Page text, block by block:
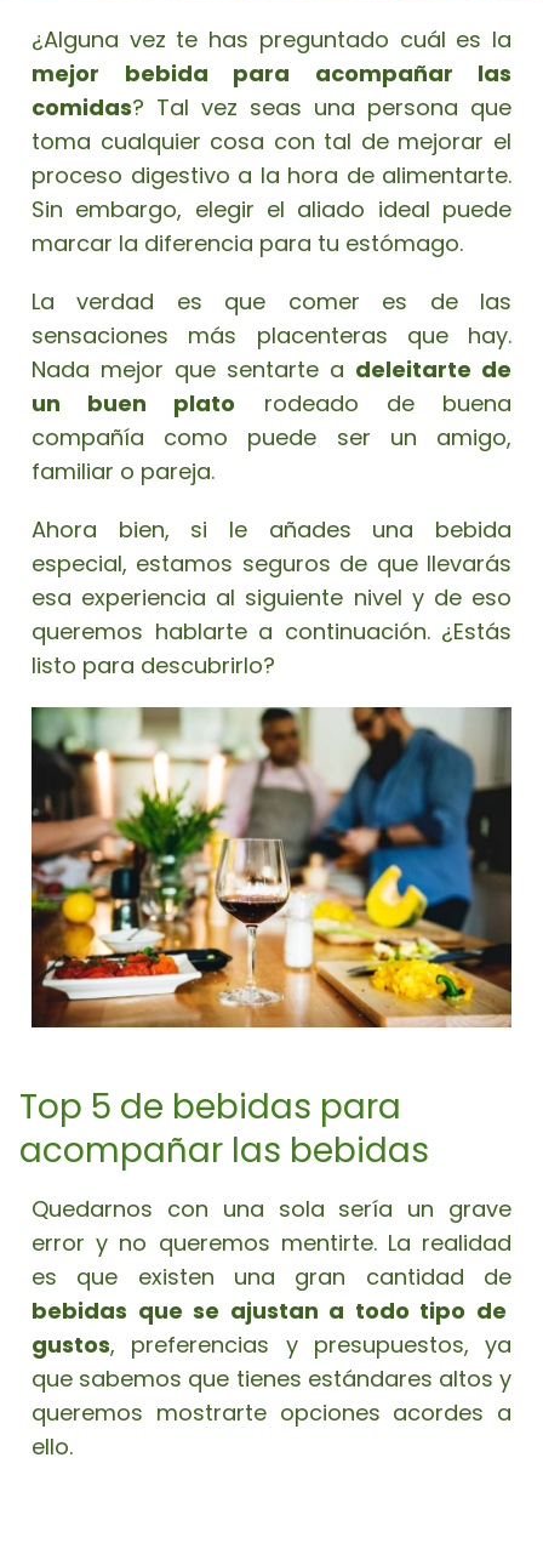
¿Alguna vez te has preguntado cuál es la
mejor bebida para acompañar las
comidas? Tal vez seas una persona que
toma cualquier cosa con tal de mejorar el
proceso digestivo a la hora de alimentarte.
Sin embargo, elegir el aliado ideal puede
marcar la diferencia para tu estómago.
La verdad es que comer es de las
sensaciones más placenteras que hay.
Nada mejor que sentarte a deleitarte de
un buen plato rodeado de buena
compañía como puede ser un amigo,
familiar o pareja.
Ahora bien, si le añades una bebida
especial, estamos seguros de que llevarás
esa experiencia al siguiente nivel y de eso
queremos hablarte a continuación. ¿Estás
listo para descubrirlo?
Top 5 de bebidas para
acompañar las bebidas
Quedarnos con una sola sería un grave
error y no queremos mentirte. La realidad
es que existen una gran cantidad de
bebidas que se ajustan a todo tipo de
gustos, preferencias y presupuestos, ya
que sabemos que tienes estándares altos y
queremos mostrarte opciones acordes a
ello.